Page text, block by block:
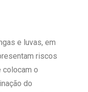
e luvas, em
riscos
colocam o
do